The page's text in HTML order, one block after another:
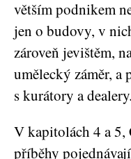
větším podnikem
jen o budovy, v
zároveň jevištěm,
umělecký záměr,
s kurátory a dealery.
V kapitolách 4 a 5,
příběhy